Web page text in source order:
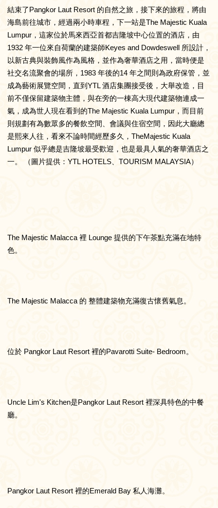
結束了Pangkor Laut Resort 的自然之旅，接下來的旅程，將由
海島前往城市，經過兩小時車程，下一站是The Majestic Kuala
Lumpur，這家位於馬來西亞首都吉隆坡中心位置的酒店，由
1932 年一位來自荷蘭的建築師Keyes and Dowdeswell 所設計，
以新古典與裝飾風作為風格，並作為奢華酒店之用，當時便是
社交名流聚會的場所，1983 年後的14 年之間則為政府保管，並
成為藝術展覽空間，直到YTL 酒店集團接受後，大舉改造，目
前不僅保留建築物主體，與在旁的一棟高大現代建築物連成一
氣，成為世人現在看到的The Majestic Kuala Lumpur，而目前
則規劃有為數眾多的餐飲空間、會議與住宿空間，因此大廳總
是熙來人往，看來不論時間經歷多久，TheMajestic Kuala
Lumpur 似乎總是吉隆坡最受歡迎，也是最具人氣的奢華酒店之
一。 （圖片提供：YTL HOTELS、TOURISM MALAYSIA）
The Majestic Malacca 裡 Lounge 提供的下午茶點充滿在地特
色。
The Majestic Malacca 的 整體建築物充滿復古懷舊氣息。
位於 Pangkor Laut Resort 裡的Pavarotti Suite- Bedroom。
Uncle Lim's Kitchen是Pangkor Laut Resort 裡深具特色的中餐
廳。
Pangkor Laut Resort 裡的Emerald Bay 私人海灘。